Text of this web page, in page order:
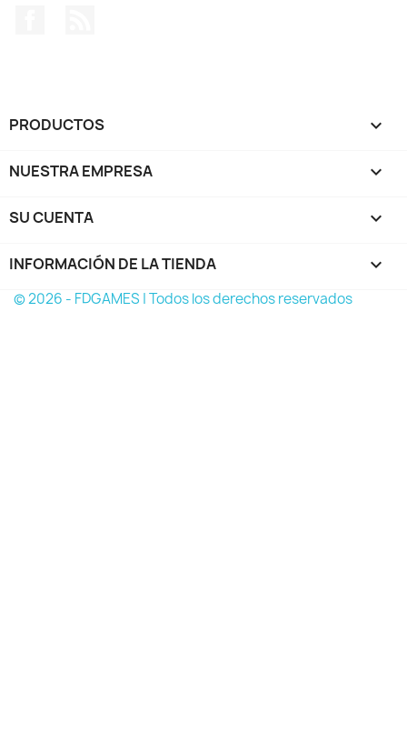
PRODUCTOS 
NUESTRA EMPRESA 
SU CUENTA 
INFORMACIÓN DE LA TIENDA keyboard_arrow_down
© 2026 - FDGAMES | Todos los derechos reservados